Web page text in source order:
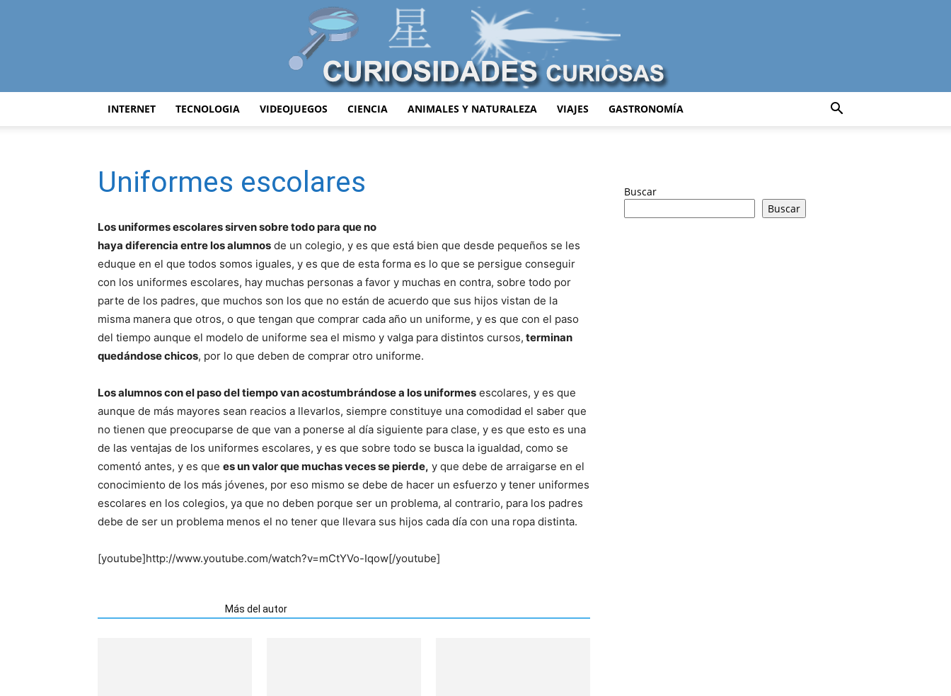
del
Mundo
INTERNET TECNOLOGIA VIDEOJUEGOS CIENCIA ANIMALES Y NATURALEZA VIAJES GASTRONOMÍA
Uniformes escolares
Los uniformes escolares sirven sobre todo para que no
haya diferencia entre los alumnos de un colegio, y es que está bien que desde pequeños se les
eduque en el que todos somos iguales, y es que de esta forma es lo que se persigue conseguir
con los uniformes escolares, hay muchas personas a favor y muchas en contra, sobre todo por
parte de los padres, que muchos son los que no están de acuerdo que sus hijos vistan de la
misma manera que otros, o que tengan que comprar cada año un uniforme, y es que con el paso
del tiempo aunque el modelo de uniforme sea el mismo y valga para distintos cursos, terminan
quedándose chicos, por lo que deben de comprar otro uniforme.
Los alumnos con el paso del tiempo van acostumbrándose a los uniformes escolares, y es que
aunque de más mayores sean reacios a llevarlos, siempre constituye una comodidad el saber que
no tienen que preocuparse de que van a ponerse al día siguiente para clase, y es que esto es una
de las ventajas de los uniformes escolares, y es que sobre todo se busca la igualdad, como se
comentó antes, y es que es un valor que muchas veces se pierde, y que debe de arraigarse en el
conocimiento de los más jóvenes, por eso mismo se debe de hacer un esfuerzo y tener uniformes
escolares en los colegios, ya que no deben porque ser un problema, al contrario, para los padres
debe de ser un problema menos el no tener que llevara sus hijos cada día con una ropa distinta.
[youtube]http://www.youtube.com/watch?v=mCtYVo-Iqow[/youtube]
Más del autor
Buscar
Buscar